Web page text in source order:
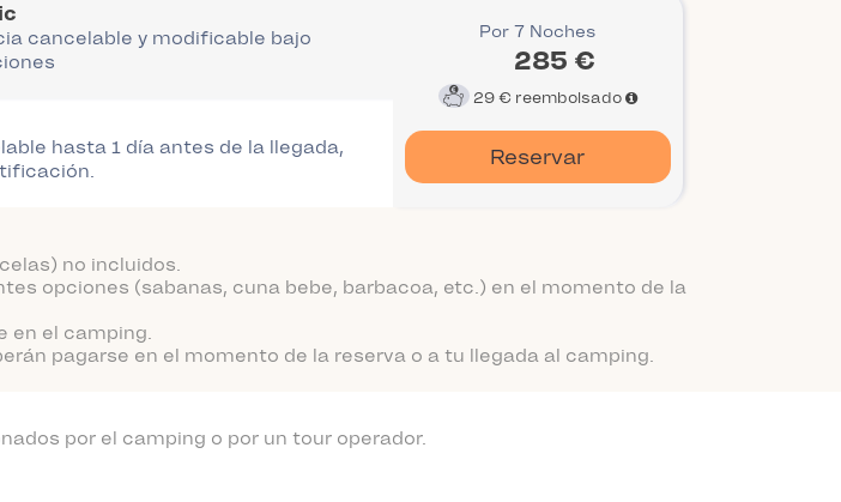
cancelable y modificable bajo
hasta 1 día antes de la llegada,
Por 7 Noches
285 €
29 € reembolsado
Reservar
no incluidos.
opciones (sabanas, cuna bebe, barbacoa, etc.) en el momento de la
en el camping.
pagarse en el momento de la reserva o a tu llegada al camping.
por el camping o por un tour operador.